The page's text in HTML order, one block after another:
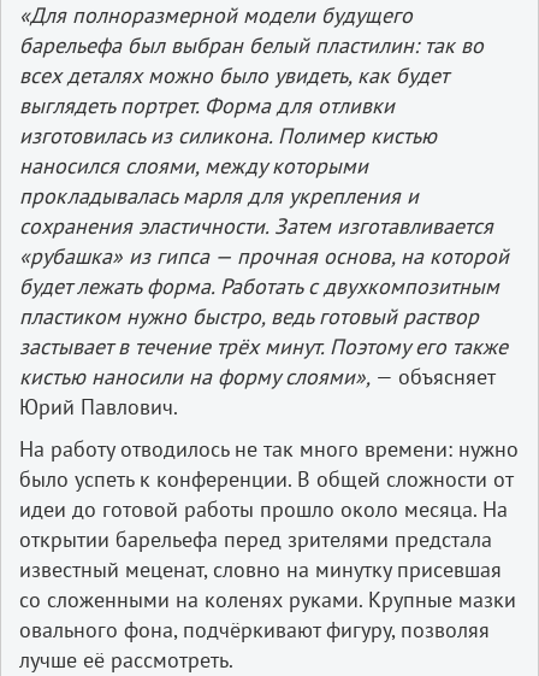
«Для полноразмерной модели будущего
барельефа был выбран белый пластилин: так во
всех деталях можно было увидеть, как будет
выглядеть портрет. Форма для отливки
изготовилась из силикона. Полимер кистью
наносился слоями, между которыми
прокладывалась марля для укрепления и
сохранения эластичности. Затем изготавливается
«рубашка» из гипса — прочная основа, на которой
будет лежать форма. Работать с двухкомпозитным
пластиком нужно быстро, ведь готовый раствор
застывает в течение трёх минут. Поэтому его также
кистью наносили на форму слоями», — объясняет
Юрий Павлович.
На работу отводилось не так много времени: нужно
было успеть к конференции. В общей сложности от
идеи до готовой работы прошло около месяца. На
открытии барельефа перед зрителями предстала
известный меценат, словно на минутку присевшая
со сложенными на коленях руками. Крупные мазки
овального фона, подчёркивают фигуру, позволяя
лучше её рассмотреть.